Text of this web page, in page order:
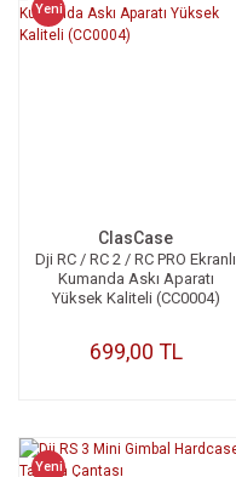
Yeni
ClasCase
Dji RC / RC 2 / RC PRO Ekranlı
Kumanda Askı Aparatı
Yüksek Kaliteli (CC0004)
699,00 TL
Yeni